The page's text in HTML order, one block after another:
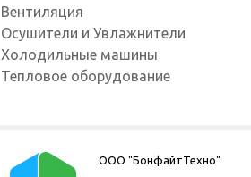
Вентиляция
Осушители и Увлажнители
Холодильные машины
Тепловое оборудование
ООО "БонфайтТехно"